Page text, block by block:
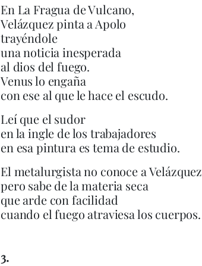
En La Fragua de Vulcano,
Velázquez pinta a Apolo
trayéndole
una noticia inesperada
al dios del fuego.
Venus lo engaña
con ese al que le hace el escudo.
Leí que el sudor
en la ingle de los trabajadores
en esa pintura es tema de estudio.
El metalurgista no conoce a Velázquez
pero sabe de la materia seca
que arde con facilidad
cuando el fuego atraviesa los cuerpos.
3.